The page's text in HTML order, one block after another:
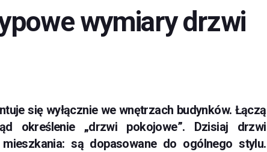
wymiary drzwi
się wyłącznie we wnętrzach budynków. Łączą
określenie „drzwi pokojowe”. Dzisiaj drzwi
są dopasowane do ogólnego stylu.